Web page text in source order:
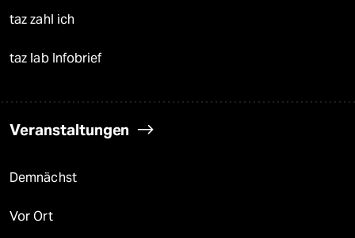
taz zahl ich
taz lab Infobrief
Veranstaltungen
Demnächst
Vor Ort